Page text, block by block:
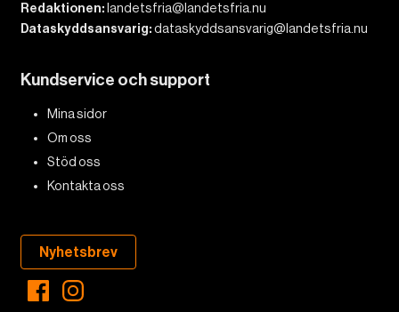
Redaktionen: landetsfria@landetsfria.nu
Dataskyddsansvarig:dataskyddsansvarig@landetsfria.nu
Kundservice och support
Mina sidor
Om oss
Stöd oss
Kontakta oss
Nyhetsbrev